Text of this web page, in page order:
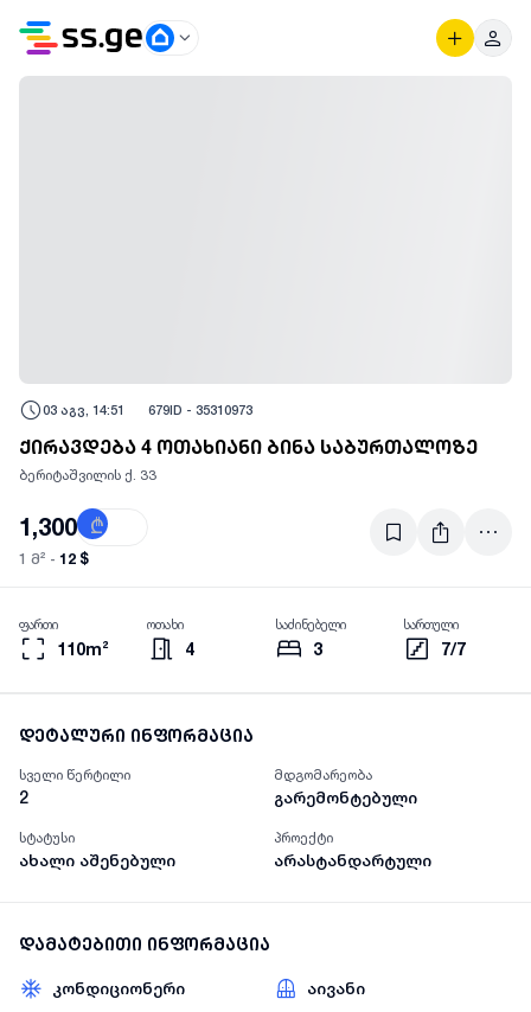
03 აგვ, 14:51 679ID - 35310973
ქირავდება 4 ოთახიანი ბინა საბურთალოზე
ბერიტაშვილის ქ. 33
1,300 ₾
1 მ² - 12 $
110m²
ფართი
4
ოთახი
3
საძინებელი
7/7
სართული
დეტალური ინფორმაცია
სველი წერტილი
2
მდგომარეობა
გარემონტებული
სტატუსი
ახალი აშენებული
პროექტი
არასტანდარტული
დამატებითი ინფორმაცია
კონდიციონერი აივანი